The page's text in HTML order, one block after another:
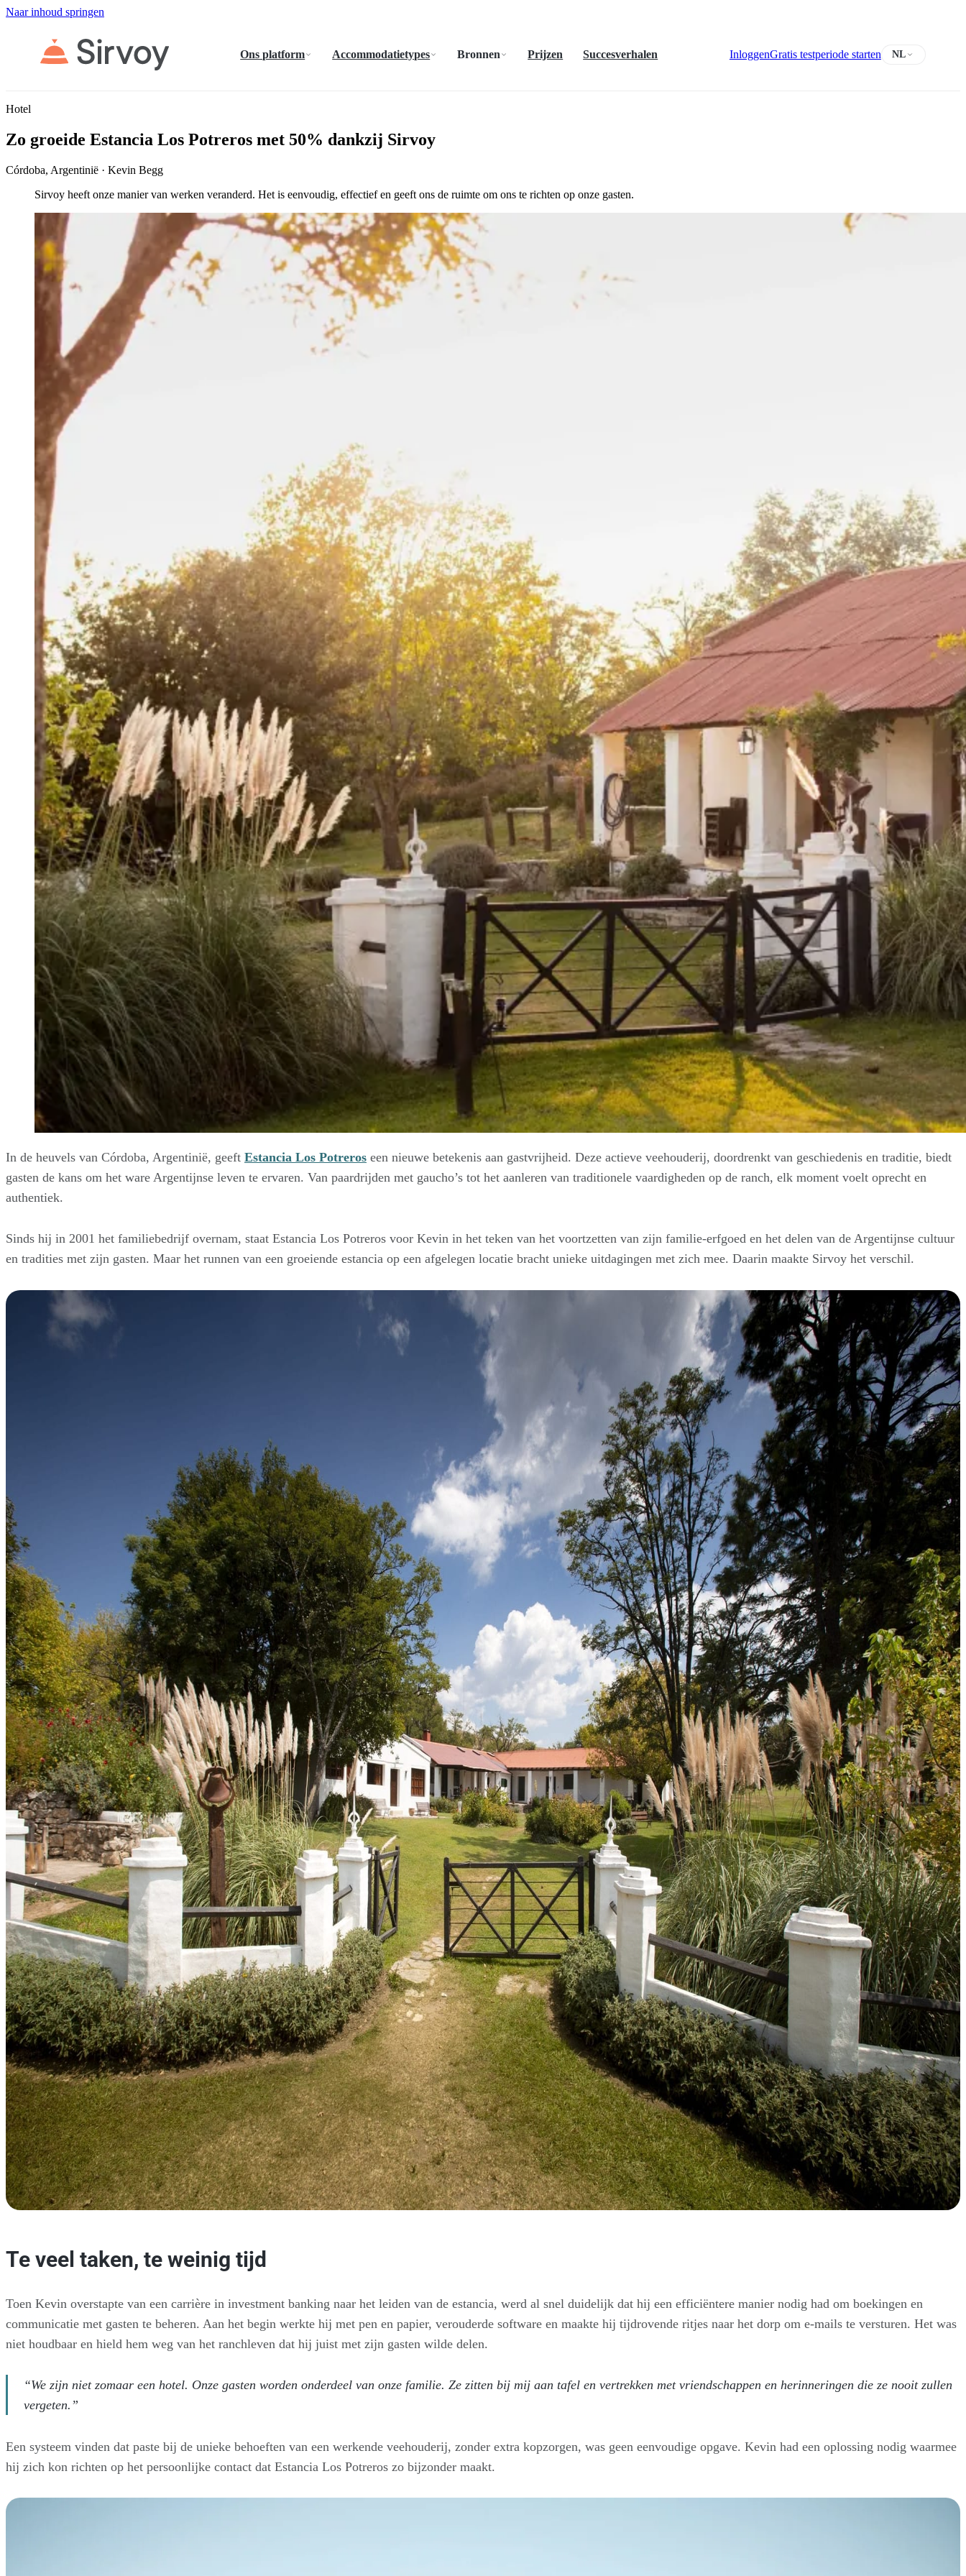
Naar inhoud springen
Ons platform Accommodatietypes Bronnen Prijzen Succesverhalen InloggenGratis testperiode starten NL
Hotel
Zo groeide Estancia Los Potreros met 50% dankzij Sirvoy
Córdoba, Argentinië · Kevin Begg
Sirvoy heeft onze manier van werken veranderd. Het is eenvoudig, effectief en geeft ons de ruimte om ons te richten op onze gasten.
In de heuvels van Córdoba, Argentinië, geeft Estancia Los Potreros een nieuwe betekenis aan gastvrijheid. Deze actieve veehouderij, doordrenkt van geschiedenis en traditie, biedt
gasten de kans om het ware Argentijnse leven te ervaren. Van paardrijden met gaucho’s tot het aanleren van traditionele vaardigheden op de ranch, elk moment voelt oprecht en
authentiek.
Sinds hij in 2001 het familiebedrijf overnam, staat Estancia Los Potreros voor Kevin in het teken van het voortzetten van zijn familie-erfgoed en het delen van de Argentijnse cultuur
en tradities met zijn gasten. Maar het runnen van een groeiende estancia op een afgelegen locatie bracht unieke uitdagingen met zich mee. Daarin maakte Sirvoy het verschil.
Te veel taken, te weinig tijd
Toen Kevin overstapte van een carrière in investment banking naar het leiden van de estancia, werd al snel duidelijk dat hij een efficiëntere manier nodig had om boekingen en
communicatie met gasten te beheren. Aan het begin werkte hij met pen en papier, verouderde software en maakte hij tijdrovende ritjes naar het dorp om e-mails te versturen. Het was
niet houdbaar en hield hem weg van het ranchleven dat hij juist met zijn gasten wilde delen.
“We zijn niet zomaar een hotel. Onze gasten worden onderdeel van onze familie. Ze zitten bij mij aan tafel en vertrekken met vriendschappen en herinneringen die ze nooit zullen
vergeten.”
Een systeem vinden dat paste bij de unieke behoeften van een werkende veehouderij, zonder extra kopzorgen, was geen eenvoudige opgave. Kevin had een oplossing nodig waarmee
hij zich kon richten op het persoonlijke contact dat Estancia Los Potreros zo bijzonder maakt.